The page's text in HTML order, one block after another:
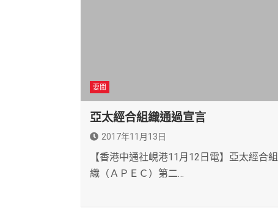
要聞
亞太經合組織通過宣言
2017年11月13日
【香港中通社峴港11月12日電】亞太經合組
織（ＡＰＥＣ）第二…